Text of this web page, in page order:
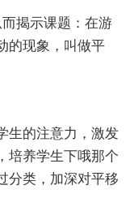
揭示课题：在游
的现象，叫做平
生的注意力，激发
培养学生下哦那个
分类，加深对平移